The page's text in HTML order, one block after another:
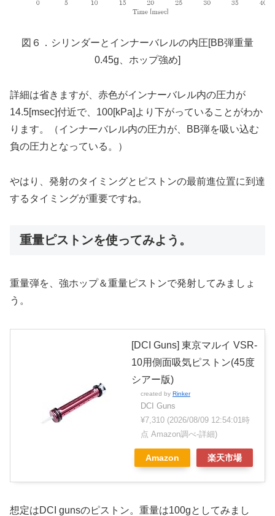
図６．シリンダーとインナーバレルの内圧[BB弾重量
0.45g、ホップ強め]
詳細は省きますが、赤色がインナーバレル内の圧力が
14.5[msec]付近で、100[kPa]より下がっていることがわか
ります。（インナーバレル内の圧力が、BB弾を吸い込む
負の圧力となっている。）
やはり、発射のタイミングとピストンの最前進位置に到達
するタイミングが重要ですね。
重量ピストンを使ってみよう。
重量弾を、強ホップ＆重量ピストンで発射してみましょ
う。
[DCI Guns] 東京マルイ VSR-
10用側面吸気ピストン(45度
シアー版)
created by Rinker
DCI Guns
¥7,310 (2026/08/09 12:54:01時
点 Amazon調べ-詳細)
Amazon 楽天市場
想定はDCI gunsのピストン。重量は100gとしてみまし